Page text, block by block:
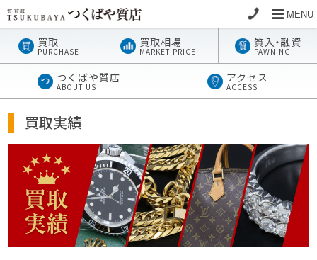
MENU
買取
PURCHASE
買取相場
MARKET PRICE
質入・融資
PAWNING
つくばや質店
ABOUT US
アクセス
ACCESS
買取実績